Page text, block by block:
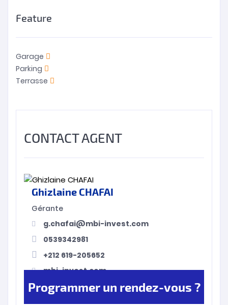
Feature
Garage
Parking
Terrasse
CONTACT AGENT
Ghizlaine CHAFAI
Gérante
g.chafai@mbi-invest.com
0539342981
+212 619-205652
mbi-invest.com
Programmer un rendez-vous ?